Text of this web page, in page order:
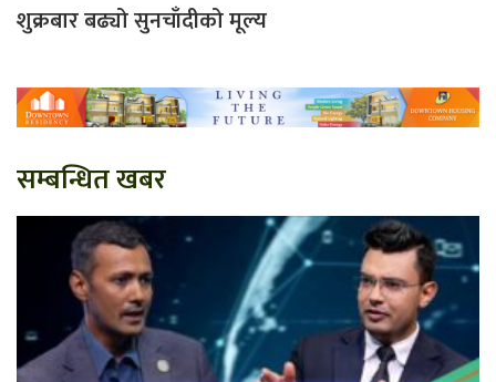
शुक्रबार बढ्यो सुनचाँदीको मूल्य
सम्बन्धित खबर